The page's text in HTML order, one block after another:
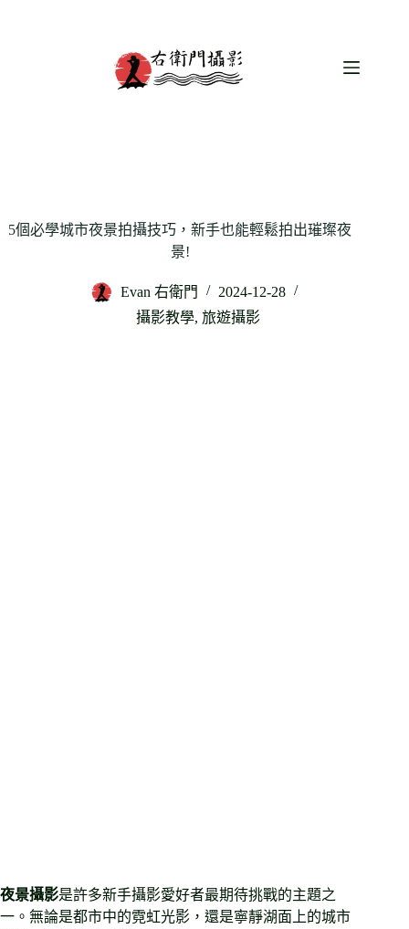
5個必學城市夜景拍攝技巧，新手也能輕鬆拍出璀璨夜
景!
Evan 右衛門
2024-12-28
攝影教學,旅遊攝影
夜景攝影是許多新手攝影愛好者最期待挑戰的主題之
一。無論是都市中的霓虹光影，還是寧靜湖面上的城市